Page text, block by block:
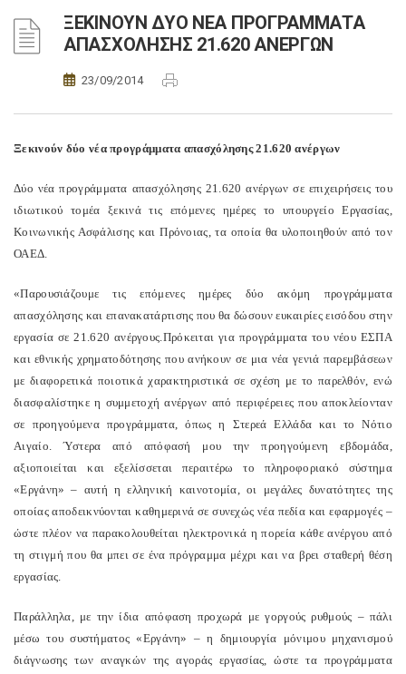
ΞΕΚΙΝΟΥΝ ΔΥΟ ΝΕΑ ΠΡΟΓΡΑΜΜΑΤΑ
ΑΠΑΣΧΟΛΗΣΗΣ 21.620 ΑΝΕΡΓΩΝ
23/09/2014
Ξεκινούν δύο νέα προγράμματα απασχόλησης 21.620 ανέργων
Δύο νέα προγράμματα απασχόλησης 21.620 ανέργων σε επιχειρήσεις του
ιδιωτικού τομέα ξεκινά τις επόμενες ημέρες το υπουργείο Εργασίας,
Κοινωνικής Ασφάλισης και Πρόνοιας, τα οποία θα υλοποιηθούν από τον
ΟΑΕΔ.
«Παρουσιάζουμε τις επόμενες ημέρες δύο ακόμη προγράμματα
απασχόλησης και επανακατάρτισης που θα δώσουν ευκαιρίες εισόδου στην
εργασία σε 21.620 ανέργους.Πρόκειται για προγράμματα του νέου ΕΣΠΑ
και εθνικής χρηματοδότησης που ανήκουν σε μια νέα γενιά παρεμβάσεων
με διαφορετικά ποιοτικά χαρακτηριστικά σε σχέση με το παρελθόν, ενώ
διασφαλίστηκε η συμμετοχή ανέργων από περιφέρειες που αποκλείονταν
σε προηγούμενα προγράμματα, όπως η Στερεά Ελλάδα και το Νότιο
Αιγαίο. Ύστερα από απόφασή μου την προηγούμενη εβδομάδα,
αξιοποιείται και εξελίσσεται περαιτέρω το πληροφοριακό σύστημα
«Εργάνη» – αυτή η ελληνική καινοτομία, οι μεγάλες δυνατότητες της
οποίας αποδεικνύονται καθημερινά σε συνεχώς νέα πεδία και εφαρμογές –
ώστε πλέον να παρακολουθείται ηλεκτρονικά η πορεία κάθε ανέργου από
τη στιγμή που θα μπει σε ένα πρόγραμμα μέχρι και να βρει σταθερή θέση
εργασίας.
Παράλληλα, με την ίδια απόφαση προχωρά με γοργούς ρυθμούς – πάλι
μέσω του συστήματος «Εργάνη» – η δημιουργία μόνιμου μηχανισμού
διάγνωσης των αναγκών της αγοράς εργασίας, ώστε τα προγράμματα